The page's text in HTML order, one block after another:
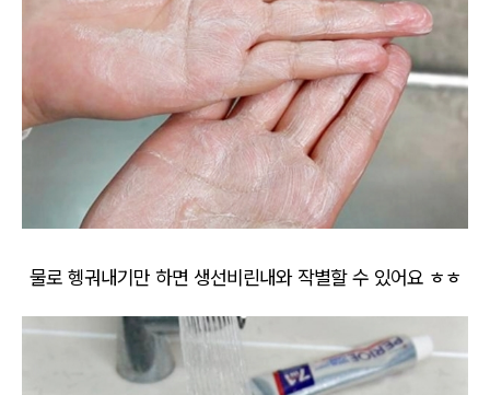
물로 헹궈내기만 하면 생선비린내와 작별할 수 있어요 ㅎㅎ